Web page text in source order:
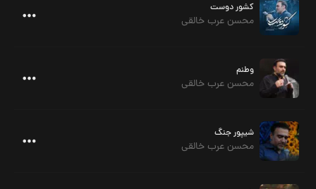
کشور دوست
محسن عرب خالقی
وطنم
محسن عرب خالقی
شیپور جنگ
محسن عرب خالقی